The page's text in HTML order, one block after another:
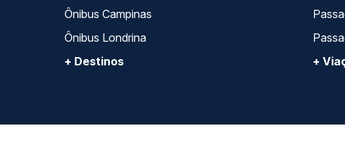
Ônibus Campinas
Ônibus Londrina
+ Destinos
+